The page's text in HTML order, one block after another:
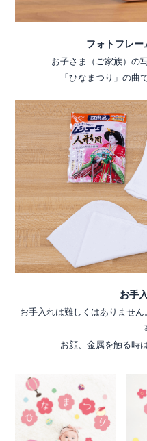
フォトフレー
お子さま（ご家族）の
「ひなまつり」の曲
お手
お手入れは難しくはありませ
お顔、金属を触る時